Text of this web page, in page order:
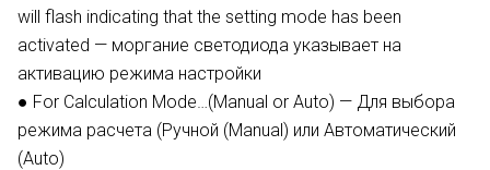
will flash indicating that the setting mode has been
activated — моргание светодиода указывает на
активацию режима настройки
● For Calculation Mode…(Manual or Auto) — Для выбора
режима расчета (Ручной (Manual) или Автоматический
(Auto)